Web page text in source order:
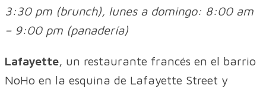
3:30 pm (brunch), lunes a domingo: 8:00 am
– 9:00 pm (panadería)
Lafayette, un restaurante francés en el barrio
NoHo en la esquina de Lafayette Street y